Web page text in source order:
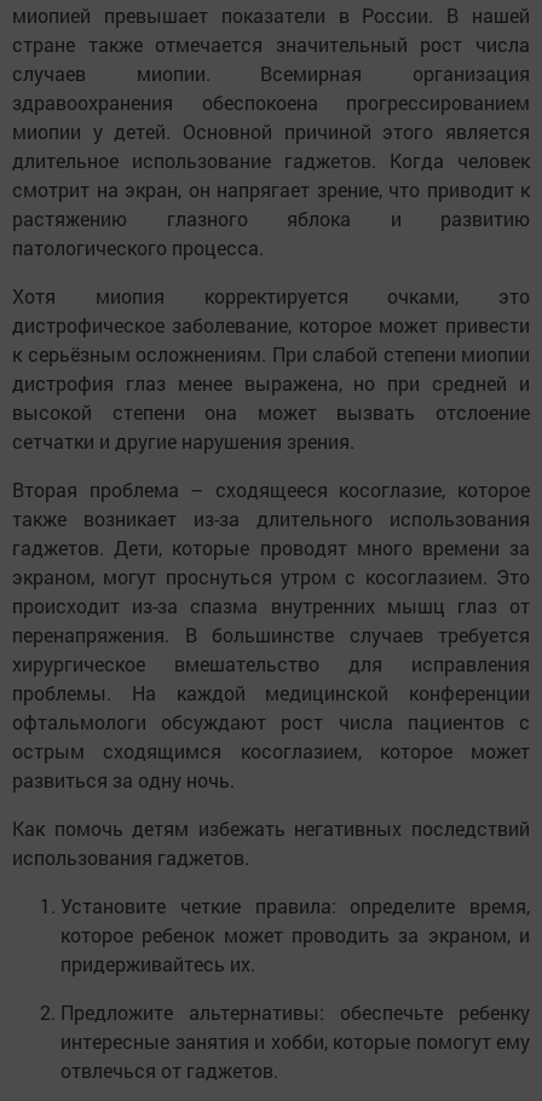
миопией превышает показатели в России. В нашей
стране также отмечается значительный рост числа
случаев миопии. Всемирная организация
здравоохранения обеспокоена прогрессированием
миопии у детей. Основной причиной этого является
длительное использование гаджетов. Когда человек
смотрит на экран, он напрягает зрение, что приводит к
растяжению глазного яблока и развитию
патологического процесса.
Хотя миопия корректируется очками, это
дистрофическое заболевание, которое может привести
к серьёзным осложнениям. При слабой степени миопии
дистрофия глаз менее выражена, но при средней и
высокой степени она может вызвать отслоение
сетчатки и другие нарушения зрения.
Вторая проблема – сходящееся косоглазие, которое
также возникает из-за длительного использования
гаджетов. Дети, которые проводят много времени за
экраном, могут проснуться утром с косоглазием. Это
происходит из-за спазма внутренних мышц глаз от
перенапряжения. В большинстве случаев требуется
хирургическое вмешательство для исправления
проблемы. На каждой медицинской конференции
офтальмологи обсуждают рост числа пациентов с
острым сходящимся косоглазием, которое может
развиться за одну ночь.
Как помочь детям избежать негативных последствий
использования гаджетов.
Установите четкие правила: определите время,
которое ребенок может проводить за экраном, и
придерживайтесь их.
Предложите альтернативы: обеспечьте ребенку
интересные занятия и хобби, которые помогут ему
отвлечься от гаджетов.